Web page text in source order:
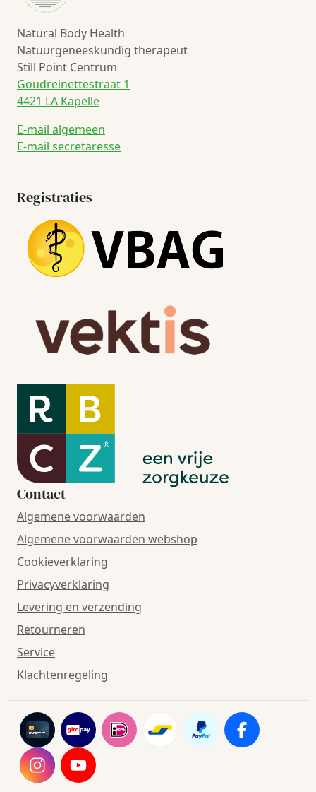
Natural Body Health
Natuurgeneeskundig therapeut
Still Point Centrum
Goudreinettestraat 1
4421 LA Kapelle
E-mail algemeen
E-mail secretaresse
Registraties
Contact
Algemene voorwaarden
Algemene voorwaarden webshop
Cookieverklaring
Privacyverklaring
Levering en verzending
Retourneren
Service
Klachtenregeling